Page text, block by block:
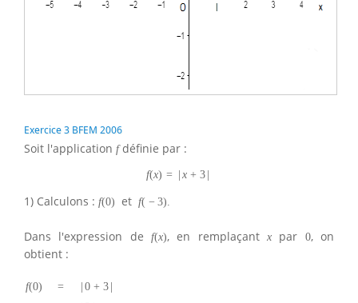
Exercice 3 BFEM 2006
Soit l'application fdéfinie par :
f(x) = x + 3
1) Calculons : f(0) et f( − 3).
Dans l'expression de f(x), en remplaçant x par 0, on
obtient :
f(0) = 0 + 3